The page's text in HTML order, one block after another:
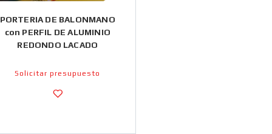
PORTERIA DE BALONMANO
con PERFIL DE ALUMINIO
REDONDO LACADO
Solicitar presupuesto